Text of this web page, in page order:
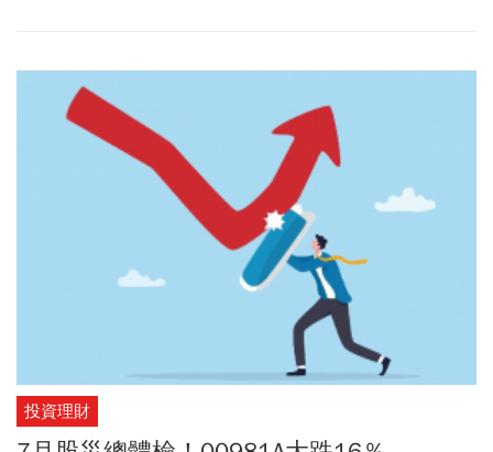
「00992A、00685L現在還可以買嗎？」市場法人表示，現階段大盤
高檔震盪機率高。台股ETF波動度相對個股與大盤來的低，不失為投
資人現階段介入台股的較佳選擇。群益投信台股主動式ETF團隊表
示，在科技產業成長趨勢未變以及內需穩健下，台股中長線持續看
好。在台股具基本面支撐、後市不看淡前提下，對於具有資本成長
需求的投資人，除了運用主動式台股ETF以外，也可選擇投資正
2ETF。主動群益科技創新（00992A）經理人陳朝政指出，在政策風
向與資金輪動快速變遷的環境中，台股布局該保持主動調整持股的
靈活度，彈性操作、趨吉避凶，也更加彰顯持有主動式台股ETF的價
投資理財